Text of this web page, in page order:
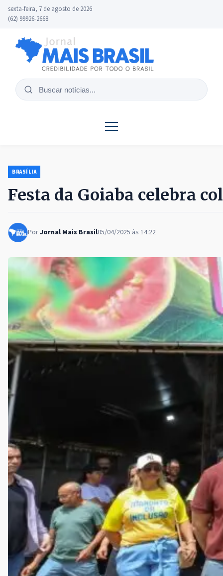
sexta-feira, 7 de agosto de 2026
(62) 99926-2668
Buscar
BRASÍLIA
Festa da Goiaba celebra
PorJornal Mais Brasil05/04/2025 às 14:22